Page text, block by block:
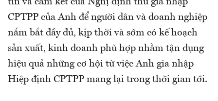
tin và cam kết của Nghị định thư gia nhập
CPTPP của Anh để người dân và doanh nghiệp
nắm bắt đầy đủ, kịp thời và sớm có kế hoạch
sản xuất, kinh doanh phù hợp nhằm tận dụng
hiệu quả những cơ hội từ việc Anh gia nhập
Hiệp định CPTPP mang lại trong thời gian tới.